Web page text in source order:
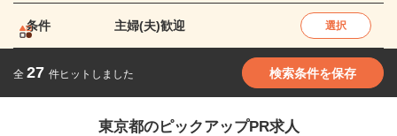
条件 主婦(夫)歓迎 選択
全 27 件ヒットしました 検索条件を保存
東京都のピックアップPR求人